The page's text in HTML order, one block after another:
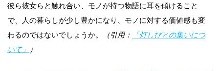
彼ら彼女らと触れ合い、モノが持つ物語に耳を傾けること
で、人の暮らしが少し豊かになり、モノに対する価値感も変
わるのではないでしょうか。
（引用：
「灯しびとの集いにつ
いて」
）